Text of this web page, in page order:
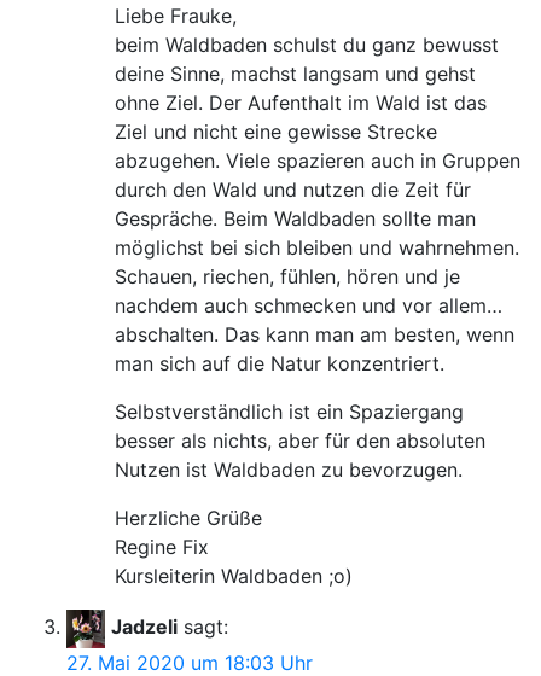
Liebe Frauke,
beim Waldbaden schulst du ganz bewusst
deine Sinne, machst langsam und gehst
ohne Ziel. Der Aufenthalt im Wald ist das
Ziel und nicht eine gewisse Strecke
abzugehen. Viele spazieren auch in Gruppen
durch den Wald und nutzen die Zeit für
Gespräche. Beim Waldbaden sollte man
möglichst bei sich bleiben und wahrnehmen.
Schauen, riechen, fühlen, hören und je
nachdem auch schmecken und vor allem…
abschalten. Das kann man am besten, wenn
man sich auf die Natur konzentriert.
Selbstverständlich ist ein Spaziergang
besser als nichts, aber für den absoluten
Nutzen ist Waldbaden zu bevorzugen.
Herzliche Grüße
Regine Fix
Kursleiterin Waldbaden ;o)
Jadzeli sagt:
27. Mai 2020 um 18:03 Uhr